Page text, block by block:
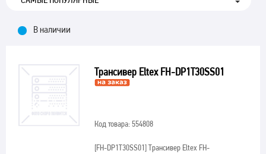
В наличии
Трансивер Eltex FH-DP1T30SS01
Код товара: 554808
[FH-DP1T30SS01]Трансивер Eltex FH-